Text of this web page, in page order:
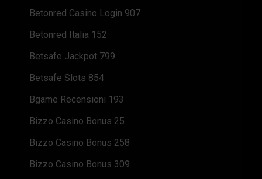
Betonred Casino Login 907
Betonred Italia 152
Betsafe Jackpot 799
Betsafe Slots 854
Bgame Recensioni 193
Bizzo Casino Bonus 25
Bizzo Casino Bonus 258
Bizzo Casino Bonus 309